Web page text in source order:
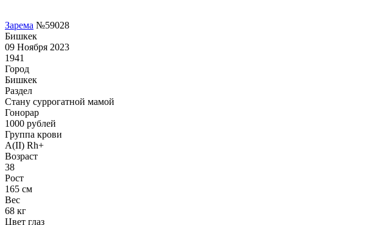
Зарема №59028
Бишкек
09 Ноября 2023
1941
Город
Бишкек
Раздел
Cтану суррогатной мамой
Гонoрар
1000 рублей
Группа крови
A(II) Rh+
Возраст
38
Рост
165 см
Вес
68 кг
Цвет глаз